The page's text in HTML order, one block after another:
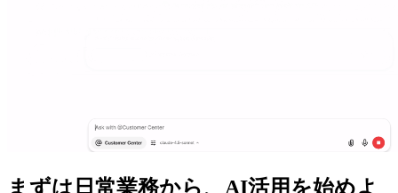
まずは日常業務から、AI活用を始めよ